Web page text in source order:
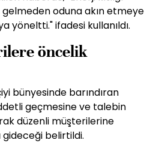
oduna akın etmeye
yöneltti." ifadesi kullanıldı.
öncelik
bünyesinde barındıran
geçmesine ve talebin
düzenli müşterilerine
belirtildi.